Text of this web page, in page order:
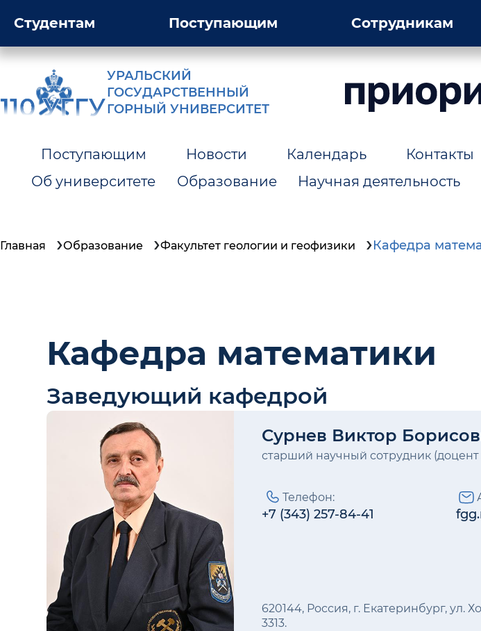
Студентам Поступающим Сотрудникам
УРАЛЬСКИЙ
ГОСУДАРСТВЕННЫЙ
ГОРНЫЙ УНИВЕРСИТЕТ
Поступающим Новости Календарь Контакты
Об университете
Образование Научная деятельность
Главная Образование Факультет геологии и геофизики Кафедра
Кафедра математики
Заведующий кафедрой
Сурнев Виктор
старший научный сотрудник
Телефон:
+7 (343) 257-84-41
620144, Россия, г. Екатеринбург, ул.
3313.